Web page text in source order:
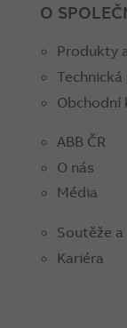
O
Produkty
ABB ČR
O nás
Média
Soutěže
Kariéra